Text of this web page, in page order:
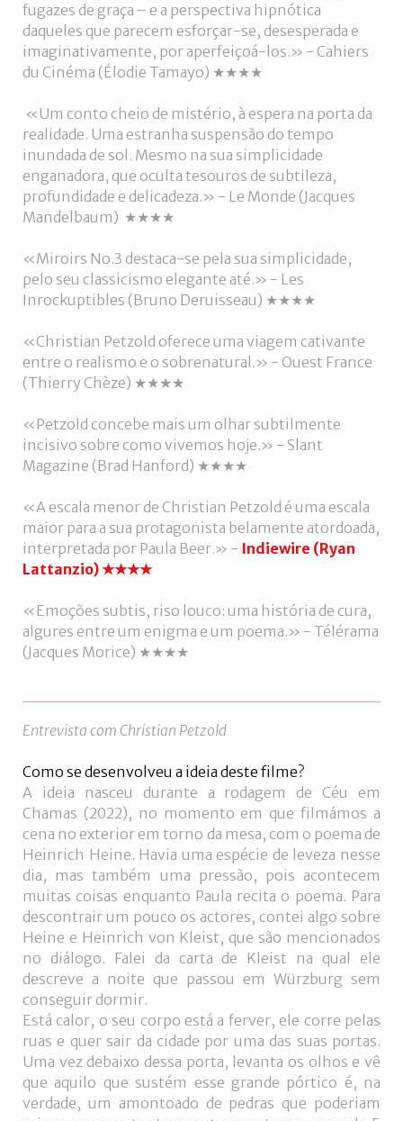
fugazes de graça – e a perspectiva hipnótica
daqueles que parecem esforçar-se, desesperada e
imaginativamente, por aperfeiçoá-los.» - Cahiers
du Cinéma (Élodie Tamayo) ★★★★
«Um conto cheio de mistério, à espera na porta da
realidade. Uma estranha suspensão do tempo
inundada de sol. Mesmo na sua simplicidade
enganadora, que oculta tesouros de subtileza,
profundidade e delicadeza.» - Le Monde (Jacques
Mandelbaum) ★★★★
«Miroirs No.3 destaca-se pela sua simplicidade,
pelo seu classicismo elegante até.» - Les
Inrockuptibles (Bruno Deruisseau) ★★★★
«Christian Petzold oferece uma viagem cativante
entre o realismo e o sobrenatural.» - Ouest France
(Thierry Chèze) ★★★★
«Petzold concebe mais um olhar subtilmente
incisivo sobre como vivemos hoje.» - Slant
Magazine (Brad Hanford) ★★★★
«A escala menor de Christian Petzold é uma escala
maior para a sua protagonista belamente atordoada,
interpretada por Paula Beer.» - Indiewire (Ryan
Lattanzio) ★★★★
«Emoções subtis, riso louco: uma história de cura,
algures entre um enigma e um poema.» - Télérama
(Jacques Morice) ★★★★
Entrevista com Christian Petzold
Como se desenvolveu a ideia deste filme?
A ideia nasceu durante a rodagem de Céu em
Chamas (2022), no momento em que filmámos a
cena no exterior em torno da mesa, com o poema de
Heinrich Heine. Havia uma espécie de leveza nesse
dia, mas também uma pressão, pois acontecem
muitas coisas enquanto Paula recita o poema. Para
descontrair um pouco os actores, contei algo sobre
Heine e Heinrich von Kleist, que são mencionados
no diálogo. Falei da carta de Kleist na qual ele
descreve a noite que passou em Würzburg sem
conseguir dormir.
Está calor, o seu corpo está a ferver, ele corre pelas
ruas e quer sair da cidade por uma das suas portas.
Uma vez debaixo dessa porta, levanta os olhos e vê
que aquilo que sustém esse grande pórtico é, na
verdade, um amontoado de pedras que poderiam
Facebook
Google